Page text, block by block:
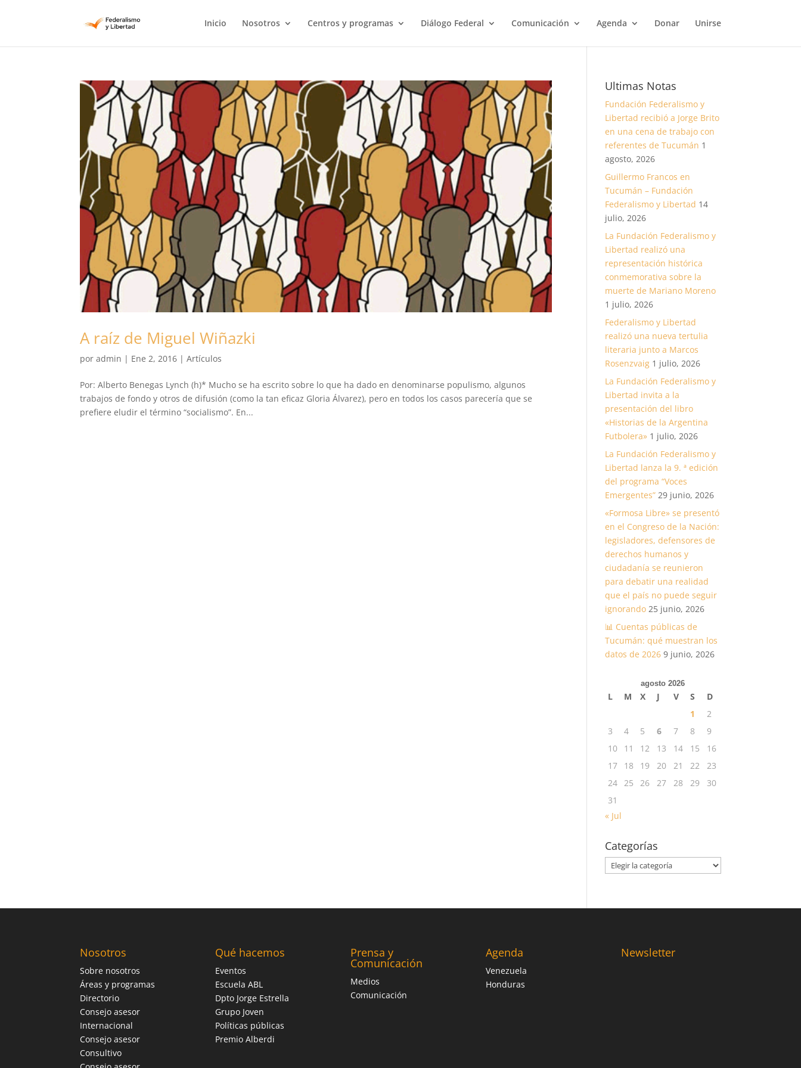
Inicio Nosotros Centros y programas Diálogo Federal Comunicación Agenda Donar Unirse
A raíz de Miguel Wiñazki
poradmin | Ene 2, 2016 |Artículos
Por: Alberto Benegas Lynch (h)* Mucho se ha escrito sobre lo que ha dado en denominarse populismo, algunos
trabajos de fondo y otros de difusión (como la tan eficaz Gloria Álvarez), pero en todos los casos parecería que se
prefiere eludir el término “socialismo”. En...
Ultimas Notas
Fundación Federalismo y
Libertad recibió a Jorge Brito
en una cena de trabajo con
referentes de Tucumán 1
agosto, 2026
Guillermo Francos en
Tucumán – Fundación
Federalismo y Libertad 14
julio, 2026
La Fundación Federalismo y
Libertad realizó una
representación histórica
conmemorativa sobre la
muerte de Mariano Moreno
1 julio, 2026
Federalismo y Libertad
realizó una nueva tertulia
literaria junto a Marcos
Rosenzvaig 1 julio, 2026
La Fundación Federalismo y
Libertad invita a la
presentación del libro
«Historias de la Argentina
Futbolera» 1 julio, 2026
La Fundación Federalismo y
Libertad lanza la 9. ª edición
del programa “Voces
Emergentes” 29 junio, 2026
«Formosa Libre» se presentó
en el Congreso de la Nación:
legisladores, defensores de
derechos humanos y
ciudadanía se reunieron
para debatir una realidad
que el país no puede seguir
ignorando 25 junio, 2026
📊 Cuentas públicas de
Tucumán: qué muestran los
datos de 2026 9 junio, 2026
agosto 2026
L M X J V S
D
1
2
3
4 5 6 7 8
9
10
11 12 13 14 15
16
17
18 19 20 21 22
23
24 25 26 27 28 29
30
31
« Jul
Categorías
Categorías
Nosotros
Sobre nosotros
Áreas y programas
Directorio
Consejo asesor
Internacional
Consejo asesor
Consultivo
Qué hacemos
Eventos
Escuela ABL
Dpto Jorge Estrella
Grupo Joven
Políticas públicas
Premio Alberdi
Prensa y
Comunicación
Medios
Comunicación
Agenda
Venezuela
Honduras
Newsletter